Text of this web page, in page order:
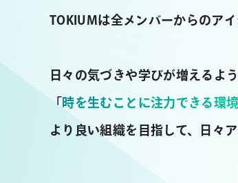
TOKIUMは全メンバーからのア
日々の気づきや学びが増えるよう
「 時を生むことに注力できる環
より良い組織を目指して、日々